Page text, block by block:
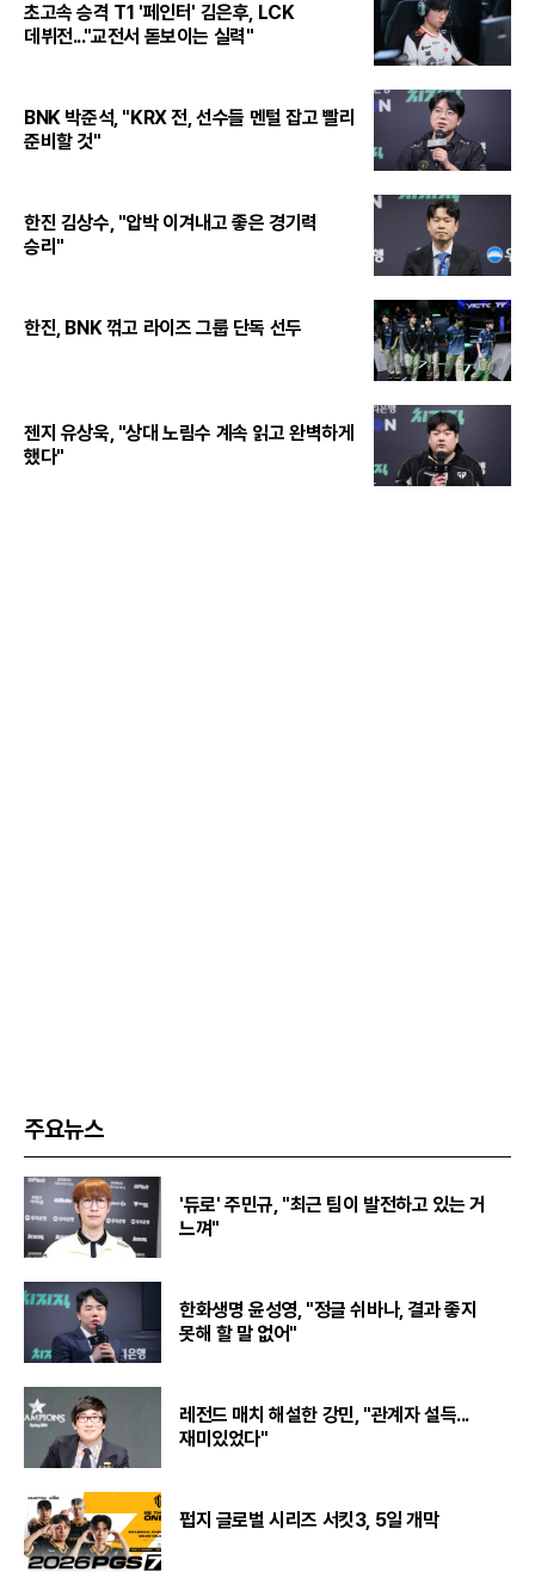
초고속 승격 T1 '페인터' 김은후, LCK
데뷔전..."교전서 돋보이는 실력"
BNK 박준석, "KRX 전, 선수들 멘털 잡고 빨리
준비할 것"
한진 김상수, "압박 이겨내고 좋은 경기력
승리"
한진, BNK 꺾고 라이즈 그룹 단독 선두
젠지 유상욱, "상대 노림수 계속 읽고 완벽하게
했다"
주요뉴스
'듀로' 주민규, "최근 팀이 발전하고 있는 거
느껴"
한화생명 윤성영, "정글 쉬바나, 결과 좋지
못해 할 말 없어"
레전드 매치 해설한 강민, "관계자 설득...
재미있었다"
펍지 글로벌 시리즈 서킷3, 5일 개막